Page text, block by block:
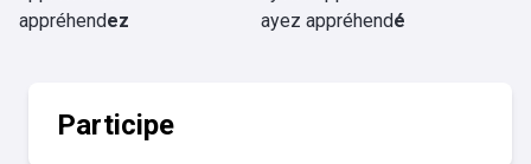
appréhendez
ayez appréhendé
Participe